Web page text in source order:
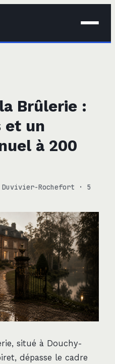
Brûlerie :
et un
à 200
Rochefort ·
5
situé à Douchy-
dépasse le cadre